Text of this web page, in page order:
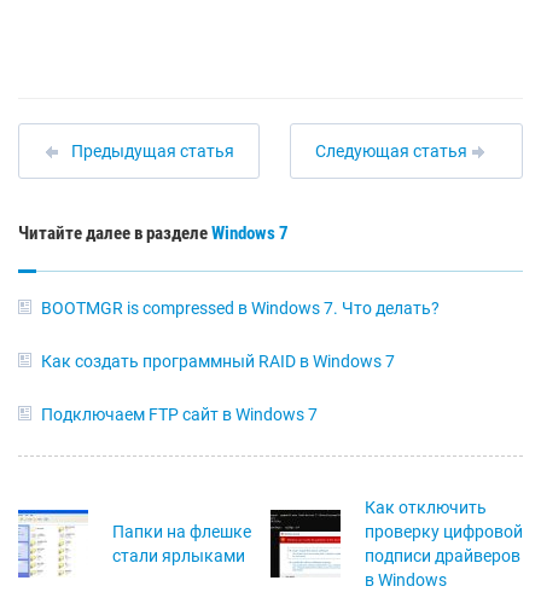
Предыдущая статья Следующая статья
Читайте далее в разделеWindows 7
BOOTMGR is compressed в Windows 7. Что делать?
Как создать программный RAID в Windows 7
Подключаем FTP сайт в Windows 7
Папки на флешке
стали ярлыками
Как отключить
проверку цифровой
подписи драйверов
в Windows